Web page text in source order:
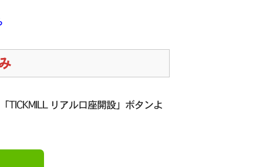
TICKMILL リアル口座開設」ボタンよ